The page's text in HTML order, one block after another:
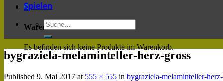
0
Warenkorb
Es befinden sich keine Produkte im Warenkorb.
Spielen
bygraziela-melaminteller-herz-gross
Published 9. Mai 2017 at 555 × 555 in bygraziela-melaminteller-